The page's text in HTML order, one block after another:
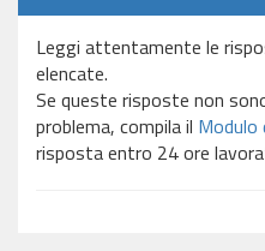
Leggi attentamente le
elencate.
Se queste risposte non
problema, compila il
risposta entro 24 ore